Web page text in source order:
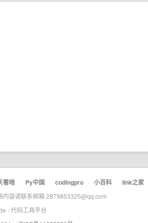
看啥 · Py中国 · codingpro · 小百科 · link之家
内容请联系邮箱 2879853325@qq.com
- 代码工具平台